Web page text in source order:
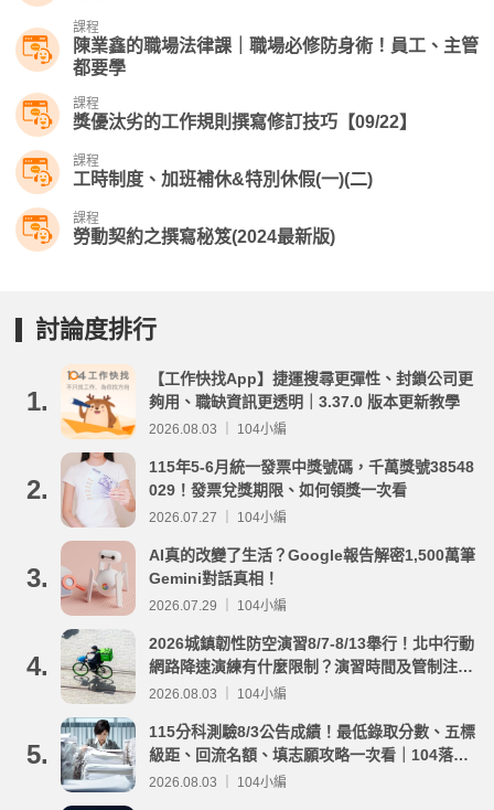
課程
陳業鑫的職場法律課｜職場必修防身術！員工、主管
都要學
課程
獎優汰劣的工作規則撰寫修訂技巧【09/22】
課程
工時制度、加班補休&特別休假(一)(二)
課程
勞動契約之撰寫秘笈(2024最新版)
討論度排行
1.
【工作快找App】捷運搜尋更彈性、封鎖公司更
夠用、職缺資訊更透明｜3.37.0 版本更新教學
2026.08.03 ｜ 104小編
2.
115年5-6月統一發票中獎號碼，千萬獎號38548
029！發票兌獎期限、如何領獎一次看
2026.07.27 ｜ 104小編
3.
AI真的改變了生活？Google報告解密1,500萬筆
Gemini對話真相！
2026.07.29 ｜ 104小編
4.
2026城鎮韌性防空演習8/7-8/13舉行！北中行動
網路降速演練有什麼限制？演習時間及管制注意
事項整理
2026.08.03 ｜ 104小編
5.
115分科測驗8/3公告成績！最低錄取分數、五標
級距、回流名額、填志願攻略一次看｜104落點
分析
2026.08.03 ｜ 104小編